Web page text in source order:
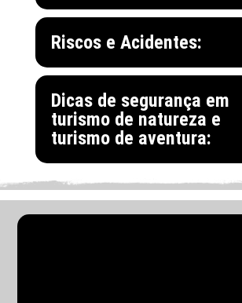
Riscos e Acidentes:
Dicas de segurança em
turismo de natureza e
turismo de aventura: